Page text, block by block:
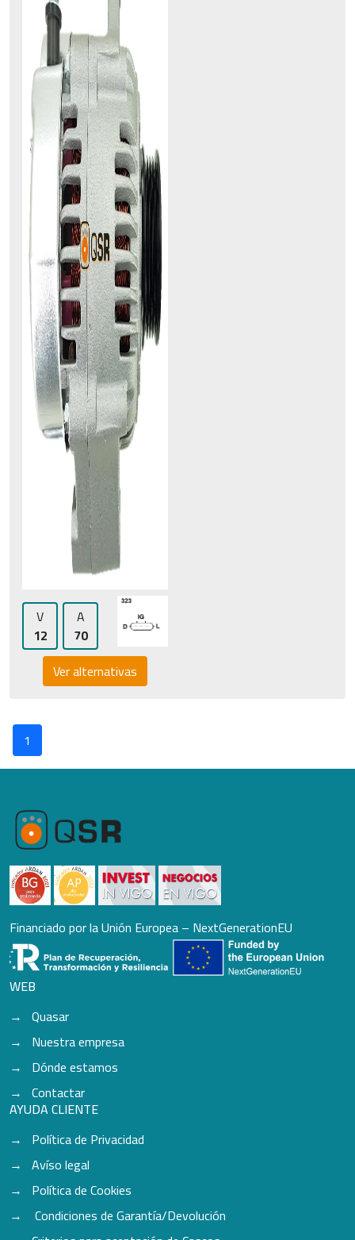
V
12
A
70
Ver alternativas
1
Financiado por la Unión Europea – NextGenerationEU
WEB
Quasar
Nuestra empresa
Dónde estamos
Contactar
AYUDA CLIENTE
Política de Privacidad
Avíso legal
Política de Cookies
Condiciones de Garantía/Devolución